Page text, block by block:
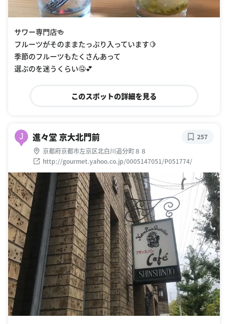
サワー専門店🍻
フルーツがそのままたっぷり入っています🍋
季節のフルーツもたくさんあって
選ぶのを迷うくらい🤤💕
このスポットの詳細を見る
J 進々堂 京大北門前
京都府京都市左京区北白川追分町８８
http://gourmet.yahoo.co.jp/0005147051/P051774/
257